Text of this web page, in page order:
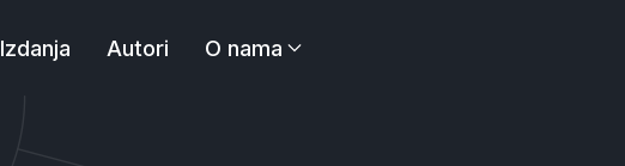
Izdanja Autori O nama